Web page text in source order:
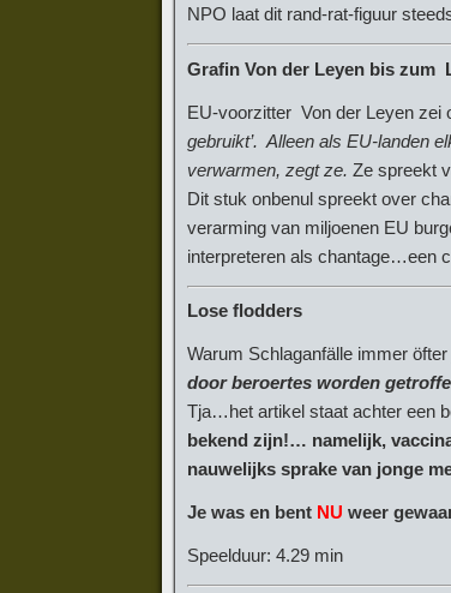
NPO laat dit rand-rat-figuur
Grafin Von der Leyen bis zum
EU-voorzitter Von der Leyen zei
gebruikt’. Alleen als EU-landen
verwarmen, zegt ze. Ze spreekt
Dit stuk onbenul spreekt over
verarming van miljoenen EU
interpreteren als chantage…een
Lose flodders
Warum Schlaganfälle immer
door beroertes worden
Tja…het artikel staat achter een
bekend zijn!… namelijk,
nauwelijks sprake van jonge
Je was en bent NU weer
Speelduur: 4.29 min